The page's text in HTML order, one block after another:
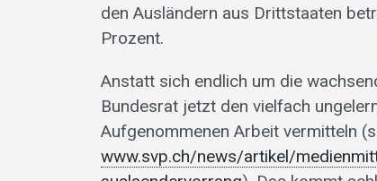
den Ausländern aus Drittstaaten
Prozent.
Anstatt sich endlich um die
Bundesrat jetzt den vielfach
Aufgenommenen Arbeit vermitteln
www.svp.ch/news/artikel/